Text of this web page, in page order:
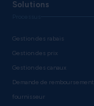
Solutions
Gestion des rabais
Gestion des prix
Gestion des canaux
Demande de remboursement
fournisseur